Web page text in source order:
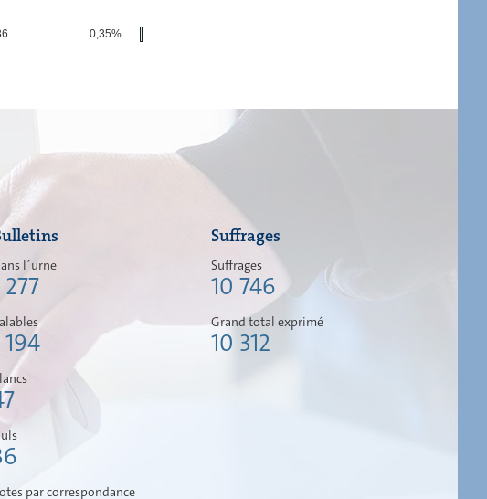
0,35%
l´urne
277
194
par correspondance
Suffrages
Suffrages
10 746
Grand total exprimé
10 312